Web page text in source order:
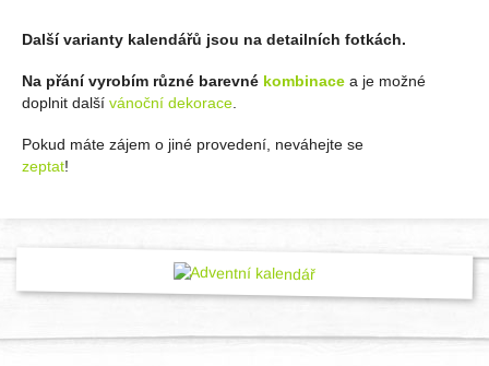
Další varianty kalendářů jsou na detailních fotkách.
Na přání vyrobím různé barevné kombinace a je možné
doplnit další vánoční dekorace
Pokud máte zájem o jiné provedení, neváhejte se
zeptat!